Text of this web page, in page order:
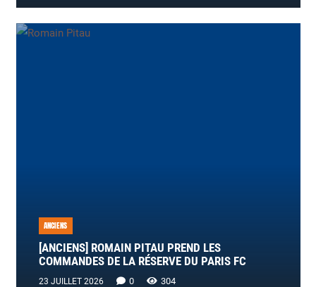
ANCIENS
[ANCIENS] ROMAIN PITAU PREND LES
COMMANDES DE LA RÉSERVE DU PARIS FC
23 JUILLET 2026 0 304